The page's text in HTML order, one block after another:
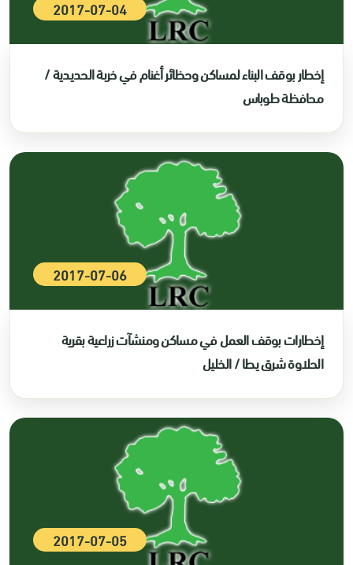
2017-07-04
إخطار بوقف البناء لمساكن وحظائر أغنام في خربة الحديدية /
محافظة طوباس
2017-07-06
إخطارات بوقف العمل في مساكن ومنشآت زراعية بقرية
الحلاوة شرق يطا / الخليل
2017-07-05